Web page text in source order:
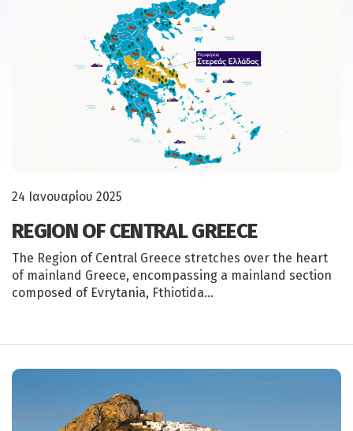
24 Ιανουαρίου 2025
REGION OF CENTRAL GREECE
The Region of Central Greece stretches over the heart
of mainland Greece, encompassing a mainland section
composed of Evrytania, Fthiotida…